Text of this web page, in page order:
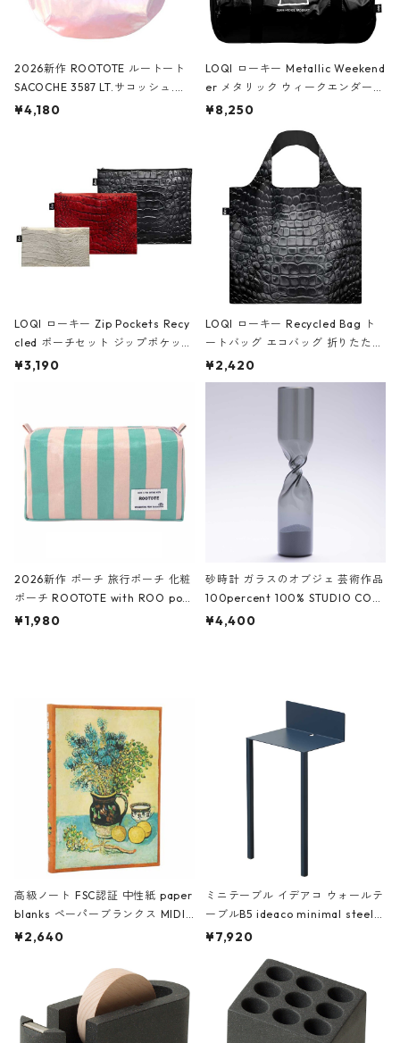
2026新作 ROOTOTE ルートート
SACOCHE 3587 LT.サコッシュ.ル
ミエ-B ショルダーバッグ グロスピ
¥4,180
LOQI ローキー Metallic Weekend
er メタリック ウィークエンダー
ボストンバッグ ショルダーバッグ
Black ジャン=ミッシェル・バスキ
ア/クラウン ブラック
¥8,250
LOQI ローキー Zip Pockets Recy
cled ポーチセット ジップポケット
ファスナーポーチ 撥水加工 トラベ
ーガンディー、オフホワイト
¥3,190
LOQI ローキー Recycled Bag ト
ートバッグ エコバッグ 折りたたみ
大きめ 撥水加工 収納ポーチ CRO
CODILE/Black クロコダイル/ブラ
¥2,420
2026新作 ポーチ 旅行ポーチ 化粧
ポーチ ROOTOTE with ROO pou
ch 3532 ルートート WR.ポーチ.ラ
¥1,980
砂時計 ガラスのオブジェ 芸術作品
100percent 100% STUDIO COH
AKU Timeless 100パーセント ス
¥4,400
高級ノート FSC認証 中性紙 paper
blanks ペーパーブランクス MIDI
ハードカバー 罫線 ヴァン・ゴッホ
¥2,640
ミニテーブル イデアコ ウォールテ
ーブルB5 ideaco minimal steel f
urniture WALL Table B5 ネイビー
¥7,920